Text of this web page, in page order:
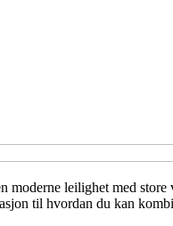
moderne leilighet med
til hvordan du kan